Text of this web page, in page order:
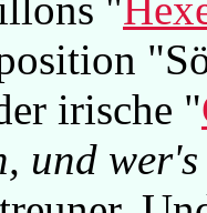
irische "
und